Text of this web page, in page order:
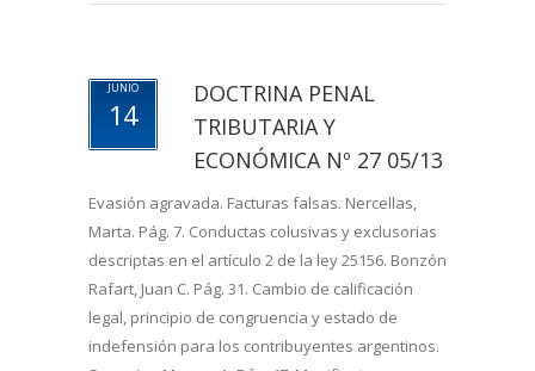
JUNIO
14
DOCTRINA PENAL
TRIBUTARIA Y
ECONÓMICA Nº 27 05/13
Evasión agravada. Facturas falsas. Nercellas,
Marta. Pág. 7. Conductas colusivas y exclusorias
descriptas en el artículo 2 de la ley 25156. Bonzón
Rafart, Juan C. Pág. 31. Cambio de calificación
legal, principio de congruencia y estado de
indefensión para los contribuyentes argentinos.